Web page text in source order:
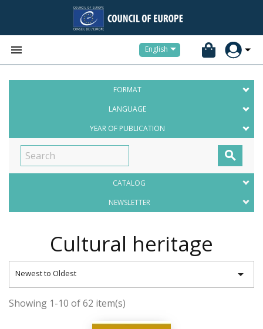
 English
FORMAT
LANGUAGE
YEAR OF PUBLICATION

CATALOG
NEWSLETTER
Cultural heritage
Newest to Oldest 
Showing 1-10 of 62 item(s)